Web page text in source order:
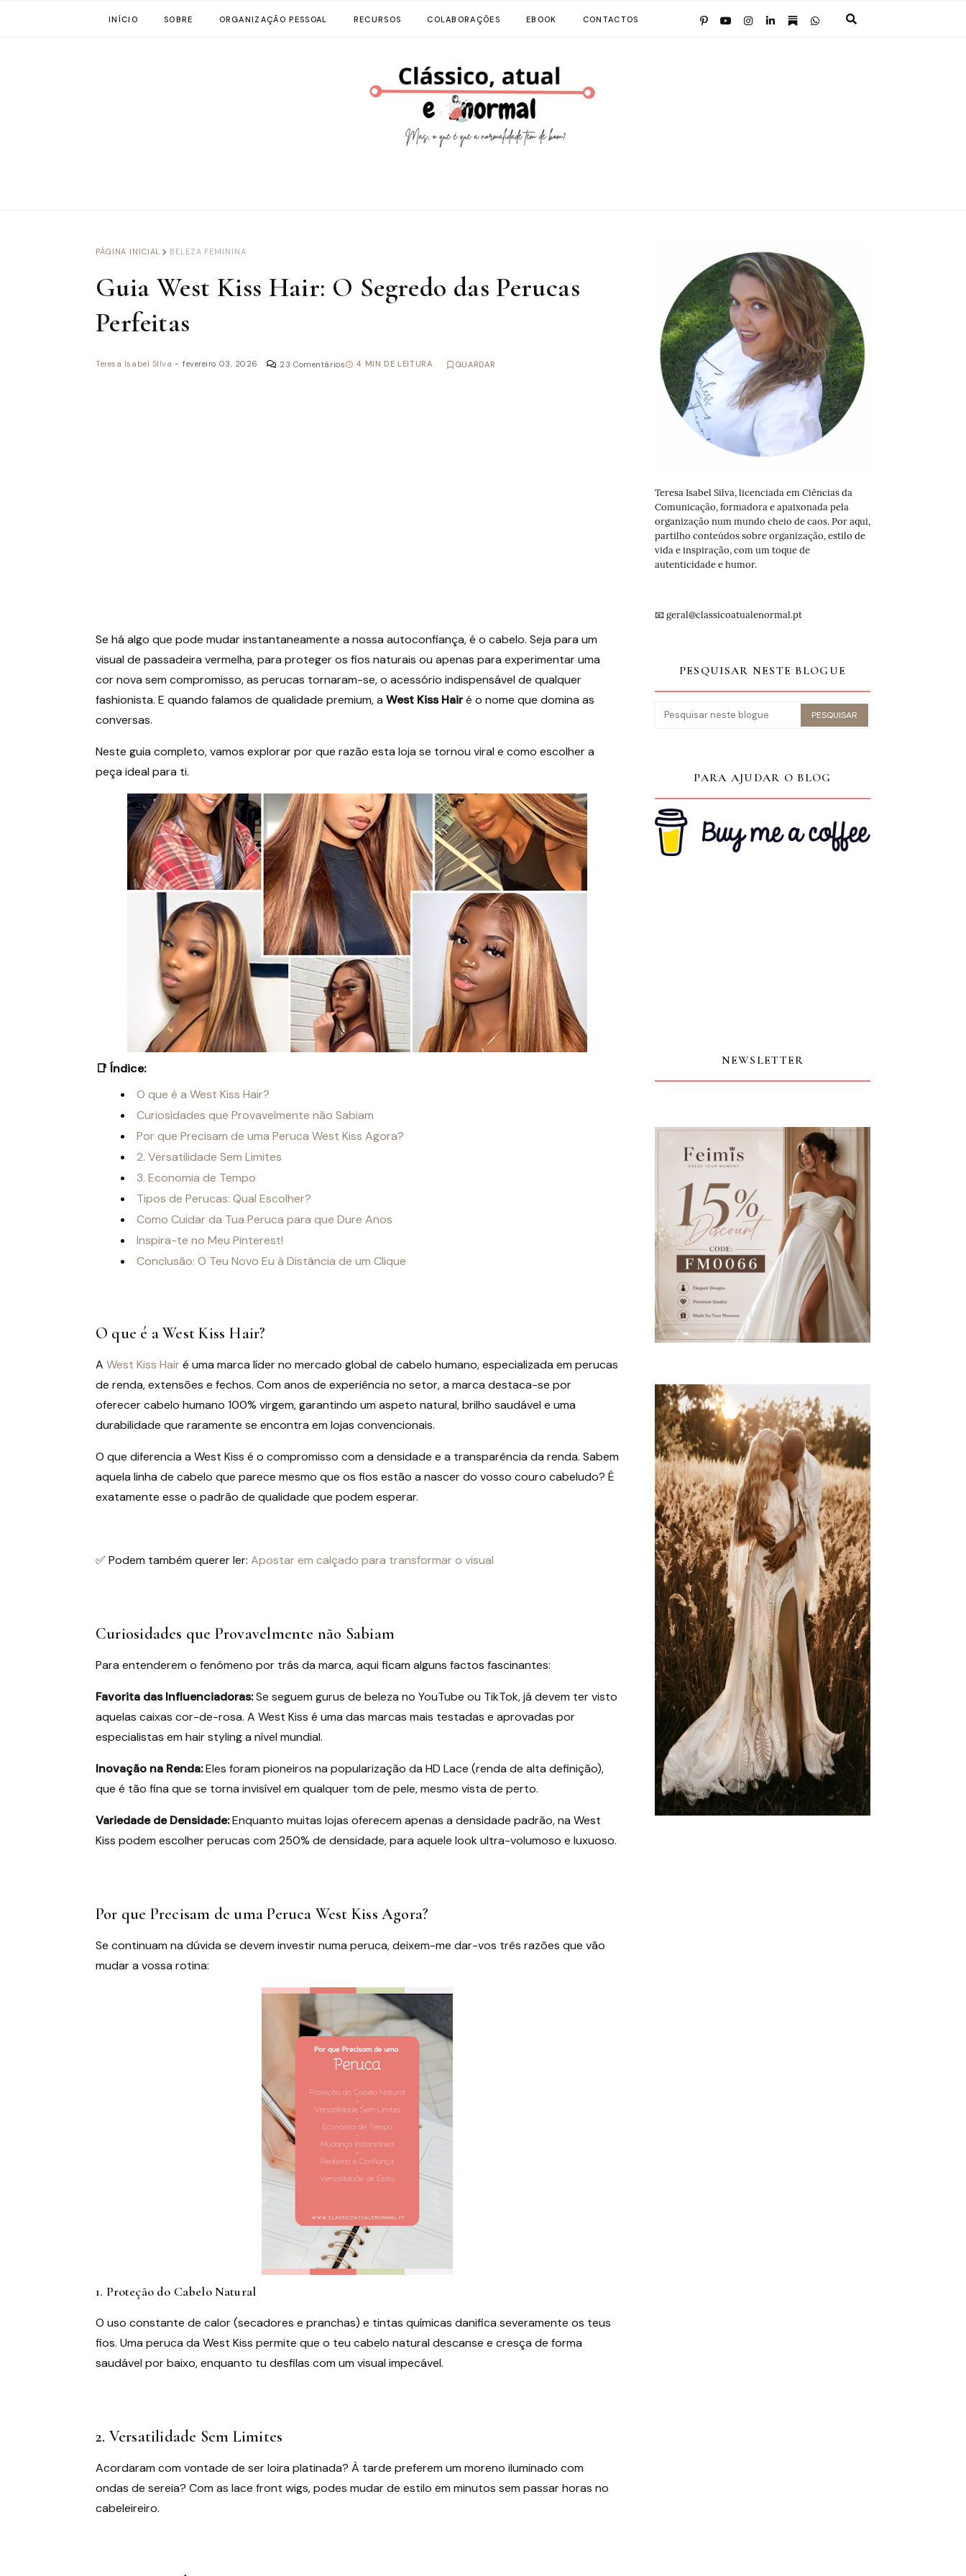
INÍCIO SOBRE ORGANIZAÇÃO PESSOAL RECURSOS COLABORAÇÕES EBOOK CONTACTOS
PÁGINA INICIAL BELEZA FEMININA
Guia West Kiss Hair: O Segredo das Perucas
Perfeitas
Teresa Isabel SIlva - fevereiro 03, 2026 23 Comentários 4 MIN DE LEITURA GUARDAR
Se há algo que pode mudar instantaneamente a nossa autoconfiança, é o cabelo. Seja para um
visual de passadeira vermelha, para proteger os fios naturais ou apenas para experimentar uma
cor nova sem compromisso, as perucas tornaram-se, o acessório indispensável de qualquer
fashionista. E quando falamos de qualidade premium, a West Kiss Hairé o nome que domina as
conversas.
Neste guia completo, vamos explorar por que razão esta loja se tornou viral e como escolher a
peça ideal para ti.
📑 Índice:
O que é a West Kiss Hair?
Curiosidades que Provavelmente não Sabiam
Por que Precisam de uma Peruca West Kiss Agora?
2. Versatilidade Sem Limites
3. Economia de Tempo
Tipos de Perucas: Qual Escolher?
Como Cuidar da Tua Peruca para que Dure Anos
Inspira-te no Meu Pinterest!
Conclusão: O Teu Novo Eu à Distância de um Clique
O que é a West Kiss Hair?
A West Kiss Hairé uma marca líder no mercado global de cabelo humano, especializada em perucas
de renda, extensões e fechos. Com anos de experiência no setor, a marca destaca-se por
oferecer cabelo humano 100% virgem, garantindo um aspeto natural, brilho saudável e uma
durabilidade que raramente se encontra em lojas convencionais.
O que diferencia a West Kiss é o compromisso com a densidade e a transparência da renda. Sabem
aquela linha de cabelo que parece mesmo que os fios estão a nascer do vosso couro cabeludo? É
exatamente esse o padrão de qualidade que podem esperar.
✅ Podem também querer ler: Apostar em calçado para transformar o visual
Curiosidades que Provavelmente não Sabiam
Para entenderem o fenómeno por trás da marca, aqui ficam alguns factos fascinantes:
Favorita das Influenciadoras:Se seguem gurus de beleza no YouTube ou TikTok, já devem ter visto
aquelas caixas cor-de-rosa. A West Kiss é uma das marcas mais testadas e aprovadas por
especialistas em hair styling a nível mundial.
Inovação na Renda:Eles foram pioneiros na popularização da HD Lace (renda de alta definição),
que é tão fina que se torna invisível em qualquer tom de pele, mesmo vista de perto.
Variedade de Densidade:Enquanto muitas lojas oferecem apenas a densidade padrão, na West
Kiss podem escolher perucas com 250% de densidade, para aquele look ultra-volumoso e luxuoso.
Por que Precisam de uma Peruca West Kiss Agora?
Se continuam na dúvida se devem investir numa peruca, deixem-me dar-vos três razões que vão
mudar a vossa rotina:
1. Proteção do Cabelo Natural
O uso constante de calor (secadores e pranchas) e tintas químicas danifica severamente os teus
fios. Uma peruca da West Kiss permite que o teu cabelo natural descanse e cresça de forma
saudável por baixo, enquanto tu desfilas com um visual impecável.
2. Versatilidade Sem Limites
Acordaram com vontade de ser loira platinada? À tarde preferem um moreno iluminado com
ondas de sereia? Com as lace front wigs, podes mudar de estilo em minutos sem passar horas no
cabeleireiro.
Teresa Isabel Silva, licenciada em Ciências da
Comunicação, formadora e apaixonada pela
organização num mundo cheio de caos. Por aqui,
partilho conteúdos sobre organização, estilo de
vida e inspiração, com um toque de
autenticidade e humor.
📧 geral@classicoatualenormal.pt
PESQUISAR NESTE BLOGUE
PARA AJUDAR O BLOG
NEWSLETTER